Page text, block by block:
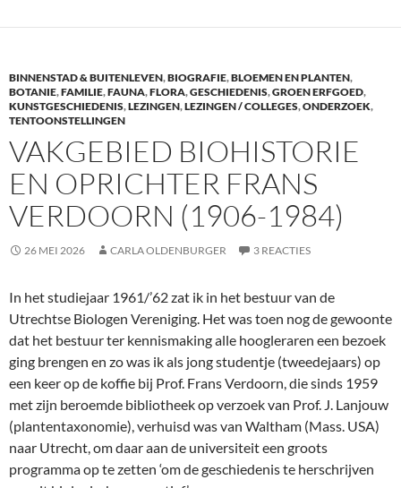
b
o
o
k
er e
dI
n
BINNENSTAD & BUITENLEVEN,BIOGRAFIE,BLOEMEN EN PLANTEN,
BOTANIE,FAMILIE,FAUNA,FLORA,GESCHIEDENIS,GROEN ERFGOED,
KUNSTGESCHIEDENIS,LEZINGEN,LEZINGEN / COLLEGES,ONDERZOEK,
TENTOONSTELLINGEN
VAKGEBIED BIOHISTORIE
EN OPRICHTER FRANS
VERDOORN (1906-1984)
26 MEI 2026 CARLA OLDENBURGER 3 REACTIES
In het studiejaar 1961/’62 zat ik in het bestuur van de
Utrechtse Biologen Vereniging. Het was toen nog de gewoonte
dat het bestuur ter kennismaking alle hoogleraren een bezoek
ging brengen en zo was ik als jong studentje (tweedejaars) op
een keer op de koffie bij Prof. Frans Verdoorn, die sinds 1959
met zijn beroemde bibliotheek op verzoek van Prof. J. Lanjouw
(plantentaxonomie), verhuisd was van Waltham (Mass. USA)
naar Utrecht, om daar aan de universiteit een groots
programma op te zetten ‘om de geschiedenis te herschrijven